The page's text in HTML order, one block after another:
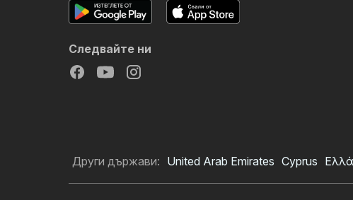
Следвайте ни
Други държави: United Arab Emirates Cyprus